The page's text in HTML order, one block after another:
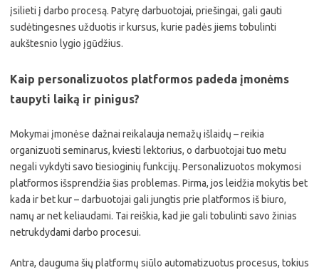
įsilieti į darbo procesą. Patyrę darbuotojai, priešingai, gali gauti
sudėtingesnes užduotis ir kursus, kurie padės jiems tobulinti
aukštesnio lygio įgūdžius.
Kaip personalizuotos platformos padeda įmonėms
taupyti laiką ir pinigus?
Mokymai įmonėse dažnai reikalauja nemažų išlaidų – reikia
organizuoti seminarus, kviesti lektorius, o darbuotojai tuo metu
negali vykdyti savo tiesioginių funkcijų. Personalizuotos mokymosi
platformos išsprendžia šias problemas. Pirma, jos leidžia mokytis bet
kada ir bet kur – darbuotojai gali jungtis prie platformos iš biuro,
namų ar net keliaudami. Tai reiškia, kad jie gali tobulinti savo žinias
netrukdydami darbo procesui.
Antra, dauguma šių platformų siūlo automatizuotus procesus, tokius